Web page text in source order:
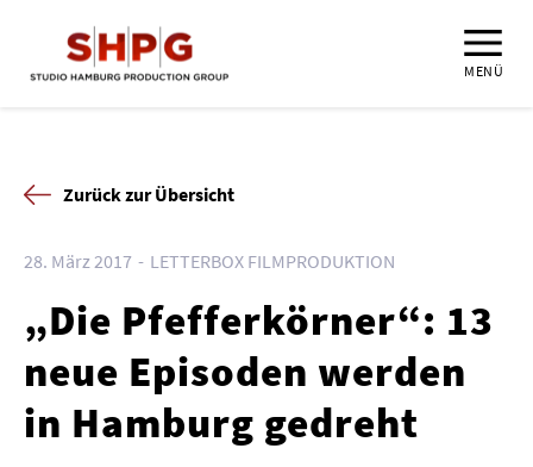
MENÜ
Zurück zur Übersicht
28. März 2017 LETTERBOX FILMPRODUKTION
„Die Pfefferkörner“: 13
neue Episoden werden
in Hamburg gedreht